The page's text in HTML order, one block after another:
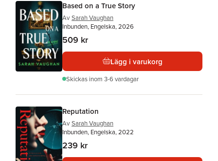
Based on a True Story
Av Sarah Vaughan
Inbunden, Engelska, 2026
509 kr
Lägg i varukorg
Skickas inom 3-6 vardagar
Reputation
Av Sarah Vaughan
Inbunden, Engelska, 2022
239 kr